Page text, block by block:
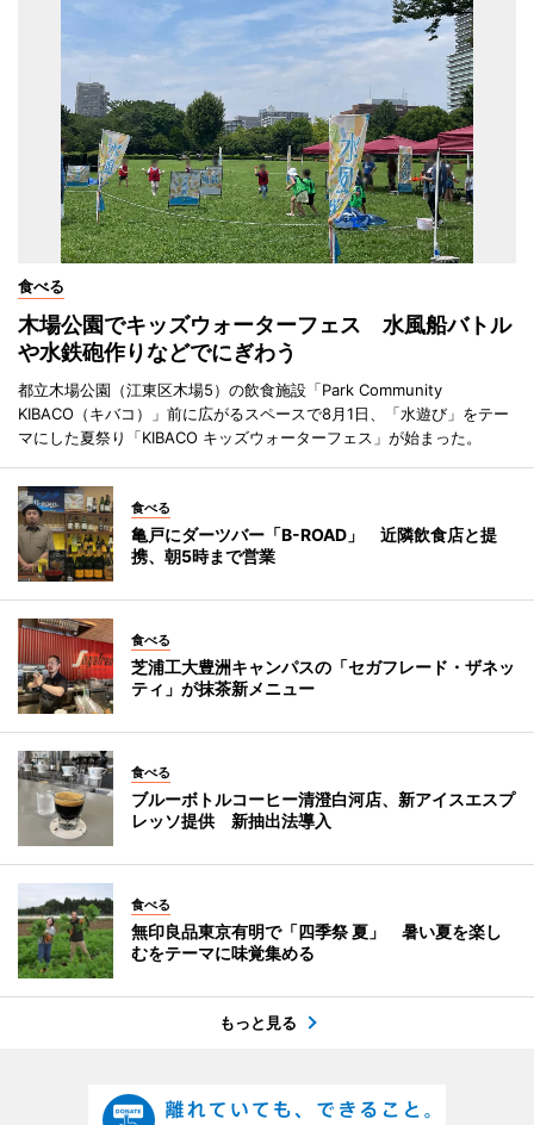
食べる
木場公園でキッズウォーターフェス 水風船バトル
や水鉄砲作りなどでにぎわう
都立木場公園（江東区木場5）の飲食施設「Park Community
KIBACO（キバコ）」前に広がるスペースで8月1日、「水遊び」をテー
マにした夏祭り「KIBACO キッズウォーターフェス」が始まった。
食べる
亀戸にダーツバー「B-ROAD」 近隣飲食店と提
携、朝5時まで営業
食べる
芝浦工大豊洲キャンパスの「セガフレード・ザネッ
ティ」が抹茶新メニュー
食べる
ブルーボトルコーヒー清澄白河店、新アイスエスプ
レッソ提供 新抽出法導入
食べる
無印良品東京有明で「四季祭 夏」 暑い夏を楽し
むをテーマに味覚集める
もっと見る